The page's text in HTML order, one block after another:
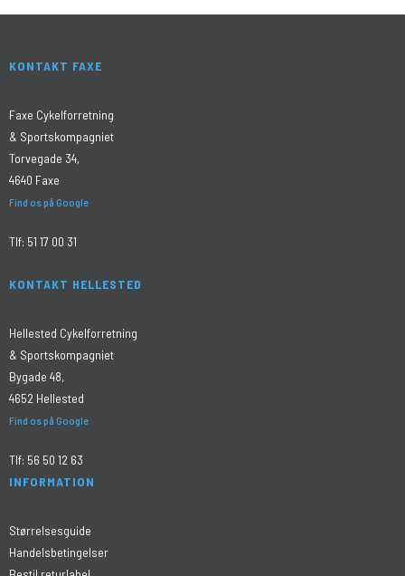
KONTAKT FAXE
Faxe Cykelforretning
& Sportskompagniet
Torvegade 34,
4640 Faxe
Find os på Google
Tlf: 51 17 00 31
KONTAKT HELLESTED
Hellested Cykelforretning
& Sportskompagniet
Bygade 48,
4652 Hellested
Find os på Google
Tlf: 56 50 12 63
INFORMATION
Størrelsesguide
Handelsbetingelser